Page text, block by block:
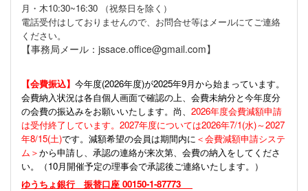
月・木10:30~16:30 （祝祭日を除く）
電話受付はしておりませんので、お問合せ等はメールにてご連絡
ください。
【事務局メール：jssace.office@gmail.com】
【会費振込】 今年度(2026年度)が2025年9月から始まっています。
会費納入状況は各自個人画面で確認の上、会費未納分と今年度分
の会費の振込みをお願いいたします。尚、 2026年度会費減額申請
は受付終了しています。2027年度については2026年7/1(水)～2027
年8/15(土)です。減額希望の会員は期間内に ＜会費減額申請システ
ム＞から申請し、承認の連絡が来次第、会費の納入をしてくださ
い。（10月開催予定の理事会で承認後ご連絡いたします。）
ゆうちょ銀行 振替口座 00150-1-87773